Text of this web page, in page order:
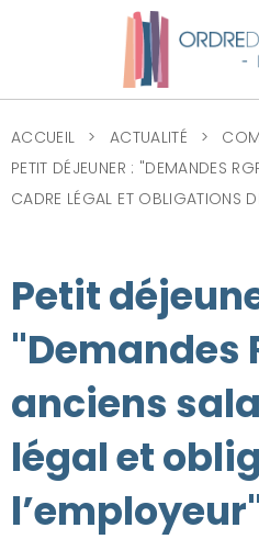
ACCUEIL ACTUALITÉ
PETIT DÉJEUNER : "DEMANDES
CADRE LÉGAL ET OBLIGATIONS
Petit
"Demandes
anciens
légal et